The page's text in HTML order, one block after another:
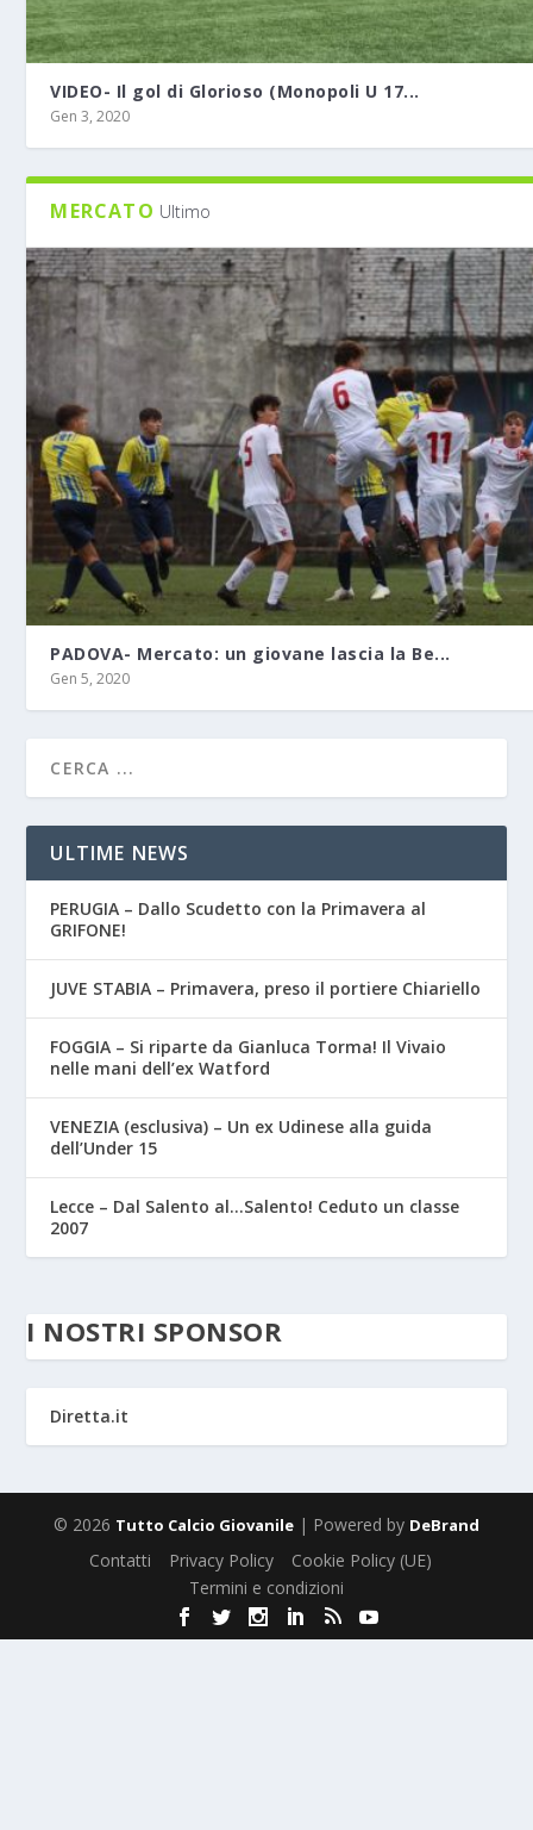
VIDEO- Il gol di Glorioso (Monopoli U 17...
Gen 3, 2020
MERCATO Ultimo
PADOVA- Mercato: un giovane lascia la Be...
Gen 5, 2020
ULTIME NEWS
PERUGIA – Dallo Scudetto con la Primavera al
GRIFONE!
JUVE STABIA – Primavera, preso il portiere Chiariello
FOGGIA – Si riparte da Gianluca Torma! Il Vivaio
nelle mani dell’ex Watford
VENEZIA (esclusiva) – Un ex Udinese alla guida
dell’Under 15
Lecce – Dal Salento al…Salento! Ceduto un classe
2007
I NOSTRI SPONSOR
Diretta.it
© 2026 Tutto Calcio Giovanile | Powered by DeBrand
Contatti Privacy Policy
Cookie Policy (UE)
Termini e condizioni